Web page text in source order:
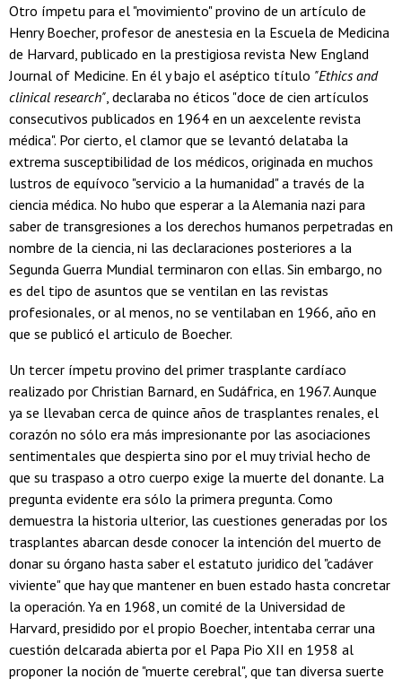
Otro ímpetu para el "movimiento" provino de un artículo de
Henry Boecher, profesor de anestesia en la Escuela de Medicina
de Harvard, publicado en la prestigiosa revista New England
Journal of Medicine. En él y bajo el aséptico título "Ethics and
clinical research" , declaraba no éticos "doce de cien artículos
consecutivos publicados en 1964 en un aexcelente revista
médica". Por cierto, el clamor que se levantó delataba la
extrema susceptibilidad de los médicos, originada en muchos
lustros de equívoco "servicio a la humanidad" a través de la
ciencia médica. No hubo que esperar a la Alemania nazi para
saber de transgresiones a los derechos humanos perpetradas en
nombre de la ciencia, ni las declaraciones posteriores a la
Segunda Guerra Mundial terminaron con ellas. Sin embargo, no
es del tipo de asuntos que se ventilan en las revistas
profesionales, or al menos, no se ventilaban en 1966, año en
que se publicó el articulo de Boecher.
Un tercer ímpetu provino del primer trasplante cardíaco
realizado por Christian Barnard, en Sudáfrica, en 1967. Aunque
ya se llevaban cerca de quince años de trasplantes renales, el
corazón no sólo era más impresionante por las asociaciones
sentimentales que despierta sino por el muy trivial hecho de
que su traspaso a otro cuerpo exige la muerte del donante. La
pregunta evidente era sólo la primera pregunta. Como
demuestra la historia ulterior, las cuestiones generadas por los
trasplantes abarcan desde conocer la intención del muerto de
donar su órgano hasta saber el estatuto juridico del "cadáver
viviente" que hay que mantener en buen estado hasta concretar
la operación. Ya en 1968, un comité de la Universidad de
Harvard, presidido por el propio Boecher, intentaba cerrar una
cuestión delcarada abierta por el Papa Pio XII en 1958 al
proponer la noción de "muerte cerebral", que tan diversa suerte